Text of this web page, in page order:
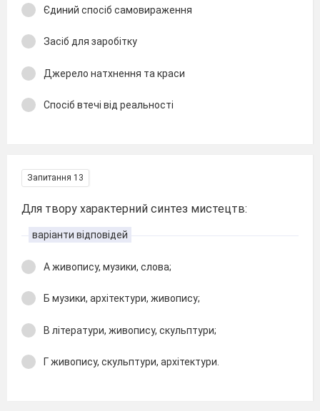
Єдиний спосіб самовираження
Засіб для заробітку
Джерело натхнення та краси
Спосіб втечі від реальності
Запитання 13
Для твору характерний синтез мистецтв:
варіанти відповідей
А живопису, музики, слова;
Б музики, архітектури, живопису;
В літератури, живопису, скульптури;
Г живопису, скульптури, архітектури.